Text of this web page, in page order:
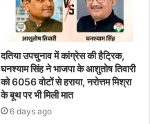
दतिया उपचुनाव में कांग्रेस की हैट्रिक,
घनश्याम सिंह ने भाजपा के आशुतोष तिवारी
को 6056 वोटों से हराया, नरोत्तम मिश्रा
के बूथ पर भी मिली मात
6 days ago